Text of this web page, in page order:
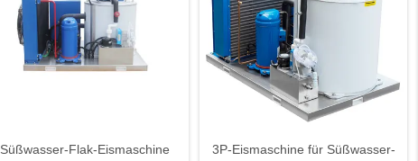
Süßwasser-Flak-Eismaschine
3P-Eismaschine für Süßwasser-